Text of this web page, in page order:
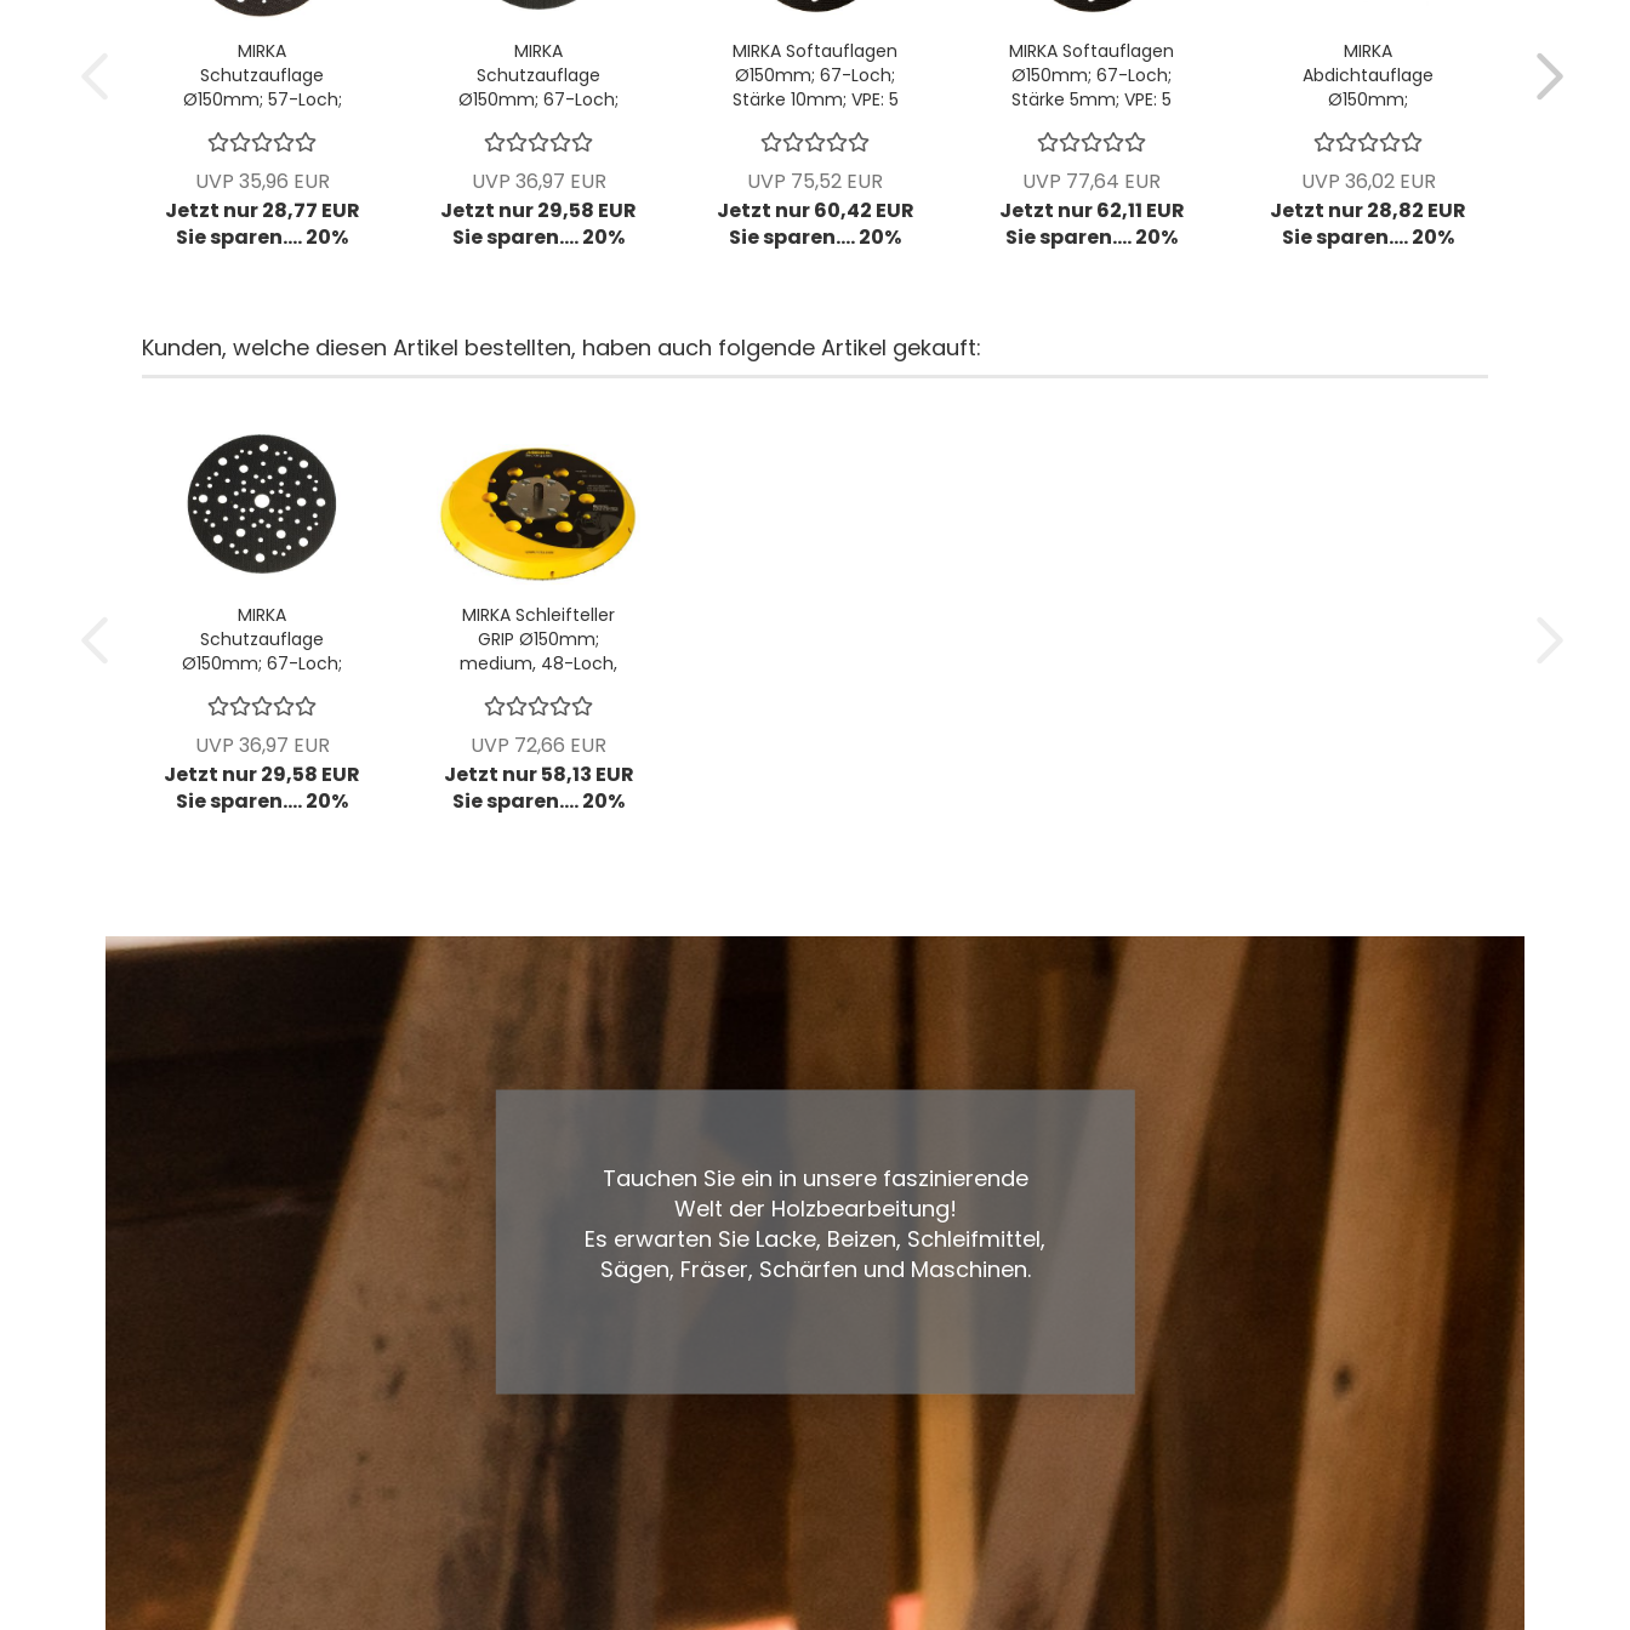
MIRKA
Schutzauflage
Ø150mm; 57-Loch;
UVP 35,96 EUR
Jetzt nur 28,77 EUR
Sie sparen.... 20%
MIRKA
Schutzauflage
Ø150mm; 67-Loch;
UVP 36,97 EUR
Jetzt nur 29,58 EUR
Sie sparen.... 20%
MIRKA Softauflagen
Ø150mm; 67-Loch;
Stärke 10mm; VPE: 5
UVP 75,52 EUR
Jetzt nur 60,42 EUR
Sie sparen.... 20%
MIRKA Softauflagen
Ø150mm; 67-Loch;
Stärke 5mm; VPE: 5
UVP 77,64 EUR
Jetzt nur 62,11 EUR
Sie sparen.... 20%
MIRKA
Abdichtauflage
Ø150mm;
5mm; VPE: 5
Stck/Pck
UVP 36,02 EUR
Jetzt nur 28,82 EUR
Sie sparen.... 20%
Kunden, welche diesen Artikel bestellten, haben auch folgende Artikel gekauft:
MIRKA
Schutzauflage
Ø150mm; 67-Loch;
UVP 36,97 EUR
Jetzt nur 29,58 EUR
Sie sparen.... 20%
MIRKA Schleifteller
GRIP Ø150mm;
medium, 48-Loch,
Stck/Pck
UVP 72,66 EUR
Jetzt nur 58,13 EUR
Sie sparen.... 20%
Tauchen Sie ein in unsere faszinierende
Welt der Holzbearbeitung!
Es erwarten Sie Lacke, Beizen, Schleifmittel,
Sägen, Fräser, Schärfen und Maschinen.